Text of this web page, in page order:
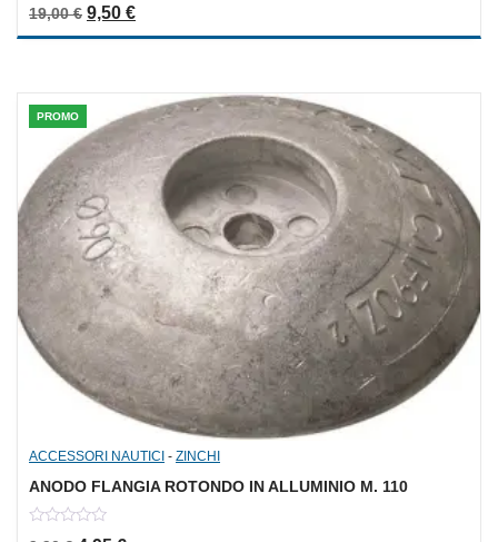
out
of
19,00€ Il prezzo originale era: 19,00 €.
9,50 €Il prezzo attuale è: 9,50 €.
PROMO
ACCESSORI NAUTICI - ZINCHI
ANODO FLANGIA ROTONDO IN ALLUMINIO M. 110